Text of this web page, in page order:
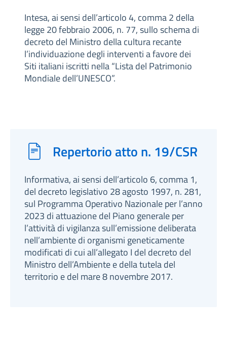
Intesa, ai sensi dell’articolo 4, comma 2 della
legge 20 febbraio 2006, n. 77, sullo schema di
decreto del Ministro della cultura recante
l’individuazione degli interventi a favore dei
Siti italiani iscritti nella “Lista del Patrimonio
Mondiale dell’UNESCO”.
Repertorio atto n. 19/CSR
Informativa, ai sensi dell’articolo 6, comma 1,
del decreto legislativo 28 agosto 1997, n. 281,
sul Programma Operativo Nazionale per l’anno
2023 di attuazione del Piano generale per
l’attività di vigilanza sull’emissione deliberata
nell’ambiente di organismi geneticamente
modificati di cui all’allegato I del decreto del
Ministro dell’Ambiente e della tutela del
territorio e del mare 8 novembre 2017.